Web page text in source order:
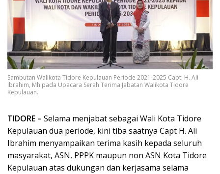
Sambutan Walikota Tidore Kepulauan Periode 2021-2025 Capt. H. Ali
Ibrahim, Mh pada Upacara Serah Terima Jabatan Walikota Tidore
Kepulauan.
TIDORE – Selama menjabat sebagai Wali Kota Tidore
Kepulauan dua periode, kini tiba saatnya Capt H. Ali
Ibrahim menyampaikan terima kasih kepada seluruh
masyarakat, ASN, PPPK maupun non ASN Kota Tidore
Kepulauan atas dukungan dan kerjasama selama